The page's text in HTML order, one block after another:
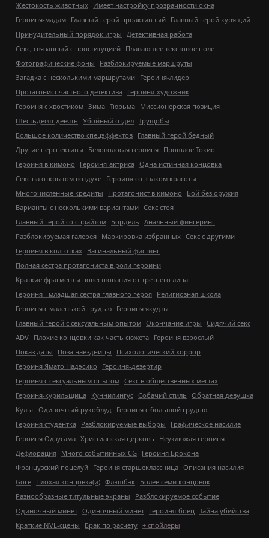
Жестокость животных Имеет настройку прозрачности окна
Героиня-мадам Главный герой проактивный Главный герой курящий
Принудительный порядок игры Детективная работа
Секс, связанный с проституцией Плавающее текстовое поле
Фотографические фоны
Разблокируемые маршруты
Загадка с несколькими маршрутами Героиня-лидер
Протагонист частного детектива Героиня-художник
Героиня с хвостиком Зима Тюрьма Миссионерская позиция
Шестьдесят девять Убойный отдел Трущобы
Большое количество спецэффектов Главный герой бедный
Другие перспективы
Беловолосая героиня Прошлое Токио
Героиня в кимоно
Героиня-актриса Одна истинная концовка
Секс на открытом воздухе Героиня со знаком красоты
Многочисленные кредиты
Протагонист в кимоно
Бой без оружия
Варианты с несколькими вариантами Секс стоя
Главный герой со спрайтом Бордель Анальный фингеринг
Разблокируемая галерея Маркировка избранных Секс с другими
Героиня в колготках Вагинальный фистинг
Полная сестра протагониста в роли героини
Краткие фрагменты повествования от третьего лица
Героиня - младшая сестра главного героя Религиозная школа
Героиня с маленькой грудью Героиня якудзы
Главный герой с сексуальным опытом Окончание игры Сидячий секс
ADV Плохие концовки как часть сюжета Героиня взрослый
Показ даты
Поза наездницы
Психологический хоррор
Героиня Ямато Надэсико
Героиня-дезертир
Героиня с сексуальным опытом Секс в общественных местах
Героиня-курильщица Куннилингус Собачий стиль Обратная девушка
Культ Одиночный рукоблуд Героиня с большой грудью
Героиня студентка Разблокируемые выборы
Графическое насилие
Героиня Одзусама Христианская церковь
Неуклюжая героиня
Дефлорация Много событийных CG Героиня Брокона
Французский поцелуй Героиня старшеклассница Описания насилия
Gore Плохая концовка(и) Флэшбэк Более семи концовок
Разнообразные титульные экраны
Разблокируемое событие
Одиночный минет Одиночный минет Героиня-боец Тайна убийства
Краткие NVL-сцены
Брак по расчету + спойлеры